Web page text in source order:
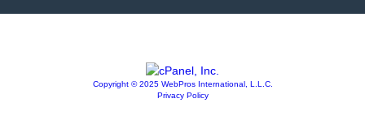
Copyright © 2025 WebPros International, L.L.C.
Privacy Policy